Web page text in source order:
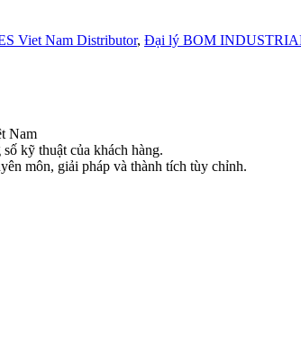
Viet Nam Distributor, Đại lý BOM
Nam
kỹ thuật của khách hàng.
môn, giải pháp và thành tích tùy chỉnh.